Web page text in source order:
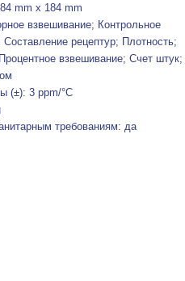
mm x 184 mm
взвешивание; Контрольное
рецептур; Плотность;
взвешивание; Счет штук;
(±): 3 ppm/°C
требованиям: да